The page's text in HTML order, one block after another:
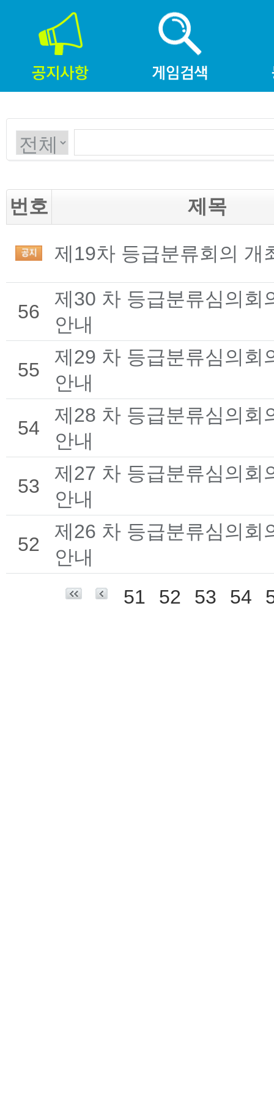
번호 제목
제19차 등급분류회의 개
56
제30 차 등급분류심의회
안내
55
제29 차 등급분류심의회
안내
54
제28 차 등급분류심의회
안내
53
제27 차 등급분류심의회
안내
52
제26 차 등급분류심의회
안내
51
52 53 54